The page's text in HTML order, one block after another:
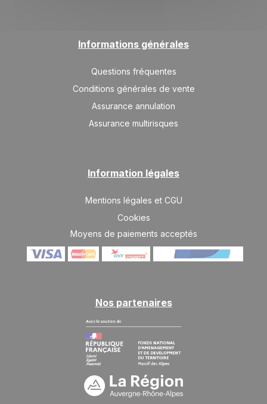
Informations générales
Questions fréquentes
Conditions générales de vente
Assurance annulation
Assurance multirisques
Information légales
Mentions légales et CGU
Cookies
Moyens de paiements acceptés
Nos partenaires